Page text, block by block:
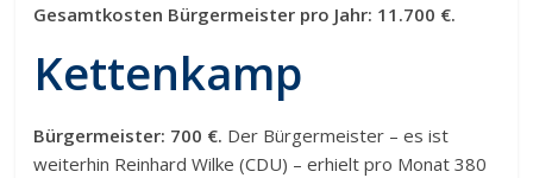
Gesamtkosten Bürgermeister pro Jahr: 11.700 €.
Kettenkamp
Bürgermeister: 700 €. Der Bürgermeister – es ist
weiterhin Reinhard Wilke (CDU) – erhielt pro Monat 380